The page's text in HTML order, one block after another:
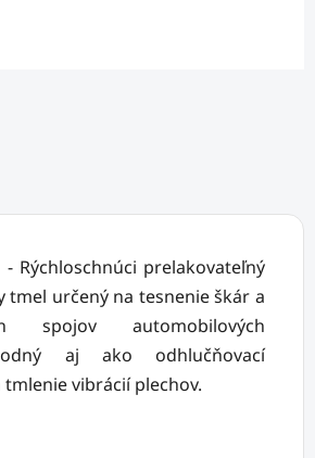
- Rýchloschnúci prelakovateľný
tmel určený na tesnenie škár a
spojov automobilových
aj ako odhlučňovací
vibrácií plechov.